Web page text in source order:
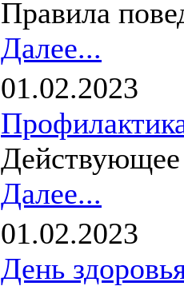
Правила
Далее...
01.02.2023
Действующее
Далее...
01.02.2023
День